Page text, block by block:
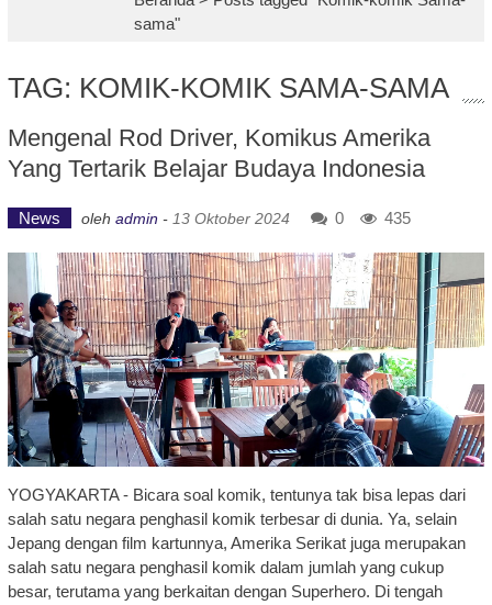
sama"
TAG: KOMIK-KOMIK SAMA-SAMA
Mengenal Rod Driver, Komikus Amerika
Yang Tertarik Belajar Budaya Indonesia
News oleh admin - 13 Oktober 2024 0 435
YOGYAKARTA - Bicara soal komik, tentunya tak bisa lepas dari
salah satu negara penghasil komik terbesar di dunia. Ya, selain
Jepang dengan film kartunnya, Amerika Serikat juga merupakan
salah satu negara penghasil komik dalam jumlah yang cukup
besar, terutama yang berkaitan dengan Superhero. Di tengah